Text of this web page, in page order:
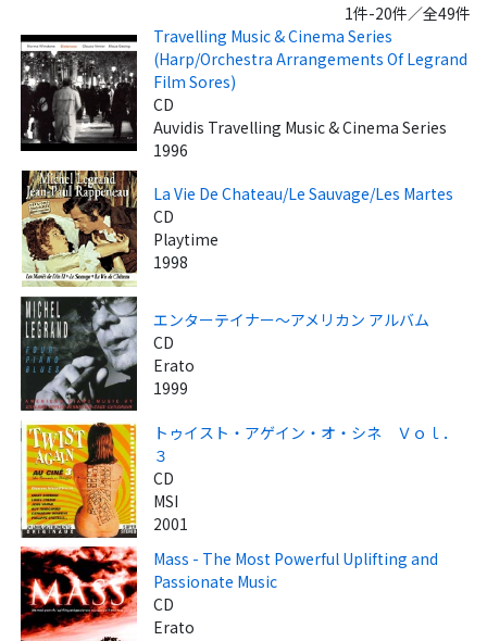
1件-20件／全49件
Travelling Music & Cinema Series
(Harp/Orchestra Arrangements Of Legrand
Film Sores)
CD
Auvidis Travelling Music & Cinema Series
1996
La Vie De Chateau/Le Sauvage/Les Martes
CD
Playtime
1998
エンターテイナー～アメリカン アルバム
CD
Erato
1999
トゥイスト・アゲイン・オ・シネ Ｖｏｌ．
３
CD
MSI
2001
Mass - The Most Powerful Uplifting and
Passionate Music
CD
Erato